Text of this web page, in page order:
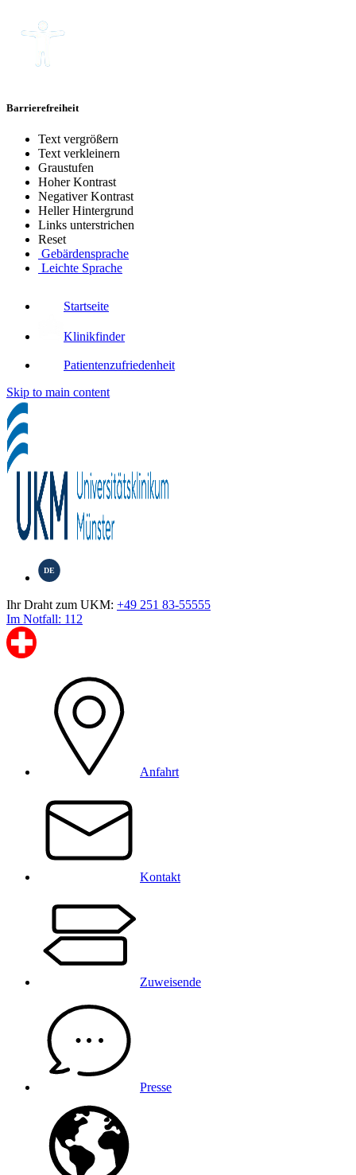
Barrierefreiheit
Text vergrößern
Text verkleinern
Graustufen
Hoher Kontrast
Negativer Kontrast
Heller Hintergrund
Links unterstrichen
Reset
Gebärdensprache
Leichte Sprache
Startseite
Klinikfinder
Patientenzufriedenheit
Skip to main content
DE
Ihr Draht zum UKM: +49 251 83-55555
Im Notfall: 112
Anfahrt
Kontakt
Zuweisende
Presse